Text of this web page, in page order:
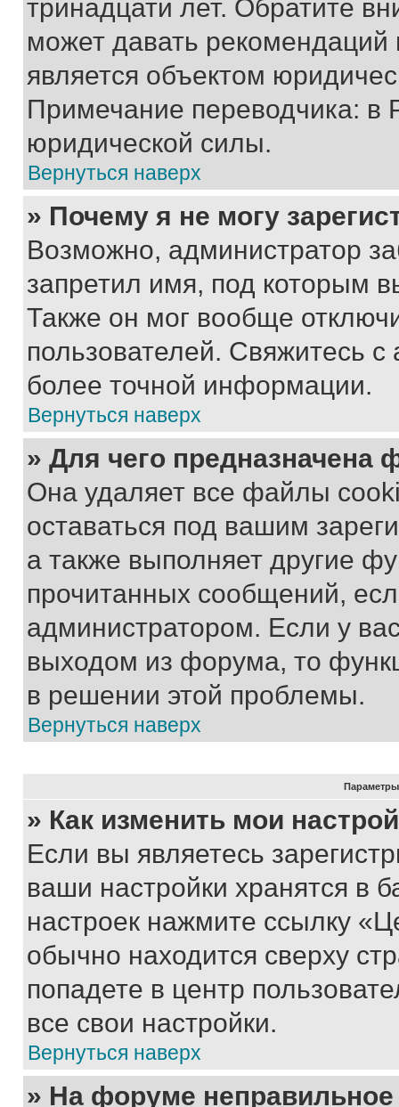
тринадцати лет. Обратите
может давать
является объектом
Примечание переводчика: в
юридической силы.
Вернуться наверх
» Почему я не могу
Возможно, администратор
запретил имя, под которым
Также он мог вообще
пользователей. Свяжитесь
более точной информации.
Вернуться наверх
» Для чего предназначена
Она удаляет все файлы
оставаться под вашим
а также выполняет другие
прочитанных сообщений,
администратором. Если у
выходом из форума, то
в решении этой проблемы.
Вернуться наверх
Параметры
» Как изменить мои
Если вы являетесь
ваши настройки хранятся в
настроек нажмите ссылку
обычно находится сверху
попадете в центр
все свои настройки.
Вернуться наверх
» На форуме